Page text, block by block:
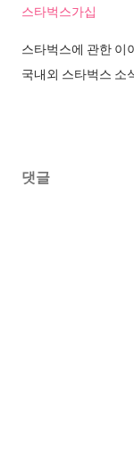
스타벅스가십
스타벅스에 관한 이
국내외 스타벅스 소
댓글